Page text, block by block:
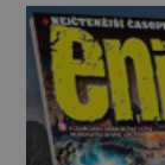
mezi vůdce
skutečně jistou